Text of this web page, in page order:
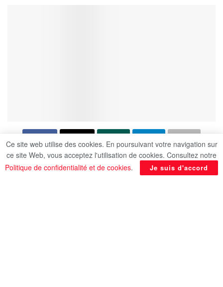
« Nous espérons que la Chine, la France, le
Japon, la Corée du Sud, le Royaume-Uni et
Ce site web utilise des cookies. En poursuivant votre navigation sur
ce site Web, vous acceptez l'utilisation de cookies. Consultez notre
Politique de confidentialité et de cookies. Je suis d'accord